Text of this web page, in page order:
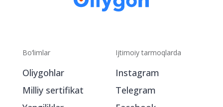
Bo‘limlar Ijtimoiy tarmoqlarda